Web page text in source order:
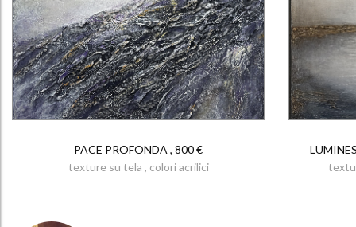
PACE PROFONDA , 800 €
texture su tela , colori acrilici